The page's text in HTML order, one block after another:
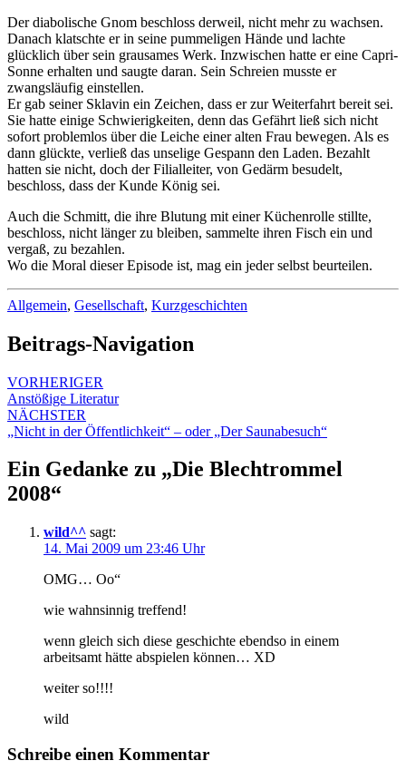
Der diabolische Gnom beschloss derweil, nicht mehr zu wachsen.
Danach klatschte er in seine pummeligen Hände und lachte
glücklich über sein grausames Werk. Inzwischen hatte er eine Capri-
Sonne erhalten und saugte daran. Sein Schreien musste er
zwangsläufig einstellen.
Er gab seiner Sklavin ein Zeichen, dass er zur Weiterfahrt bereit sei.
Sie hatte einige Schwierigkeiten, denn das Gefährt ließ sich nicht
sofort problemlos über die Leiche einer alten Frau bewegen. Als es
dann glückte, verließ das unselige Gespann den Laden. Bezahlt
hatten sie nicht, doch der Filialleiter, von Gedärm besudelt,
beschloss, dass der Kunde König sei.
Auch die Schmitt, die ihre Blutung mit einer Küchenrolle stillte,
beschloss, nicht länger zu bleiben, sammelte ihren Fisch ein und
vergaß, zu bezahlen.
Wo die Moral dieser Episode ist, mag ein jeder selbst beurteilen.
Allgemein, Gesellschaft, Kurzgeschichten
Beitrags-Navigation
VORHERIGER
Anstößige Literatur
NÄCHSTER
„Nicht in der Öffentlichkeit“ – oder „Der Saunabesuch“
Ein Gedanke zu „Die Blechtrommel
2008“
wild^^ sagt:
14. Mai 2009 um 23:46 Uhr
OMG… Oo“
wie wahnsinnig treffend!
wenn gleich sich diese geschichte ebendso in einem
arbeitsamt hätte abspielen können… XD
weiter so!!!!
wild
Schreibe einen Kommentar